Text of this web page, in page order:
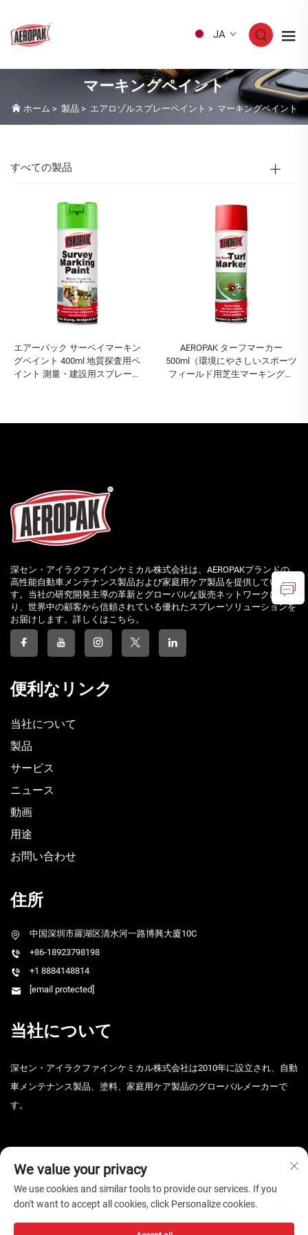
JA
マーキングペイント
ホーム > 製品 > エアロゾルスプレーペイント > マーキングペイント
すべての製品
エアーパック サーベイマーキン
グペイント 400ml 地質探査用ペ
イント 測量・建設用スプレーペ
AEROPAK ターフマーカー
500ml（環境にやさしいスポーツ
フィールド用芝生マーキングペ
深セン・アイラクファインケミカル株式会社は、AEROPAKブランドの
高性能自動車メンテナンス製品および家庭用ケア製品を提供していま
す。当社の研究開発主導の革新とグローバルな販売ネットワークによ
り、世界中の顧客から信頼されている優れたスプレーソリューションを
お届けします。詳しくはこちら。
便利なリンク
当社について
製品
サービス
ニュース
動画
用途
お問い合わせ
住所
中国深圳市羅湖区清水河一路博興大廈10C
+86-18923798198
+1 8884148814
[email protected]
当社について
深セン・アイラクファインケミカル株式会社は2010年に設立され、自動
車メンテナンス製品、塗料、家庭用ケア製品のグローバルメーカーで
す。
Copyright © 2026 深セン市アイライクファインケミカル株式会社、著作
We value your privacy
We use cookies and similar tools to provide our services. If you
don't want to accept all cookies, click Personalize cookies.